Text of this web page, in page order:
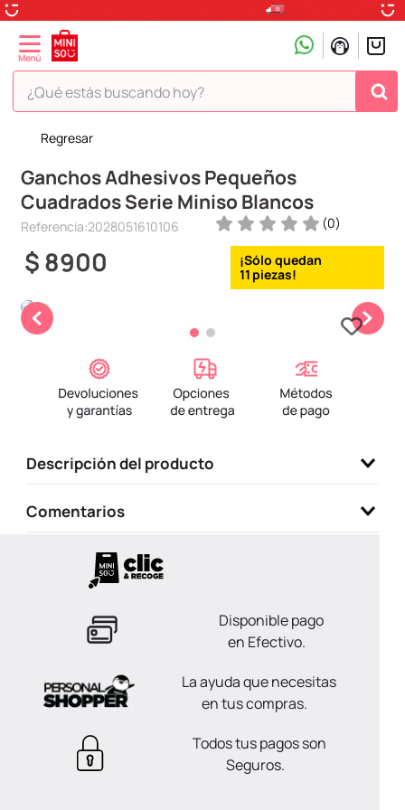
¿Qué estás buscando hoy?
Regresar
Ganchos Adhesivos Pequeños
Cuadrados Serie Miniso Blancos
Referencia:2028051610106 (0)
$8900 11
Descripción del producto
Comentarios
Disponible pago
en Efectivo.
La ayuda que necesitas
en tus compras.
Todos tus pagos son
Seguros.
TÉRMINOS MÁS BUSCADOS
1.
peluche
2.
hello kitty
3.
snoopy
4.
ositos cariñositos
5.
6.
disney
toy story
10. one piece